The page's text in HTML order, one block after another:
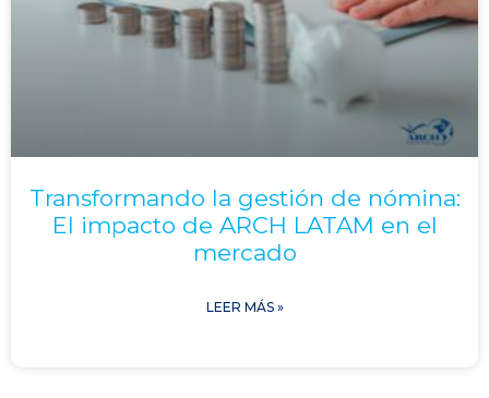
Transformando la gestión de nómina:
El impacto de ARCH LATAM en el
mercado
LEER MÁS »